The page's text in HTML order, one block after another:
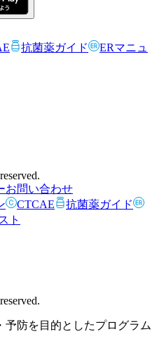
抗菌薬ガイド
ERマニュ
お問い合わせ
CTCAE
抗菌薬ガイド
ト
防を目的としたプログラム